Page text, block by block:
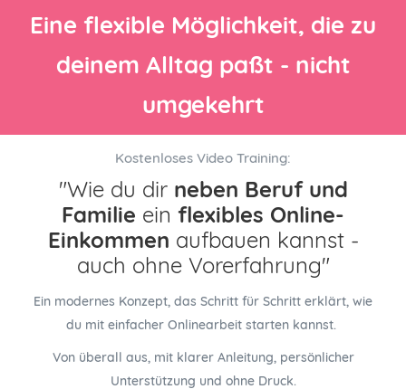
Eine flexible Möglichkeit, die zu
deinem Alltag paßt - nicht
umgekehrt
Kostenloses Video Training:
"Wie du dir neben Beruf und
Familie ein flexibles Online-
Einkommen aufbauen kannst -
auch ohne Vorerfahrung"
Ein modernes Konzept, das Schritt für Schritt erklärt, wie
du mit einfacher Onlinearbeit starten kannst.
Von überall aus, mit klarer Anleitung, persönlicher
Unterstützung und ohne Druck.